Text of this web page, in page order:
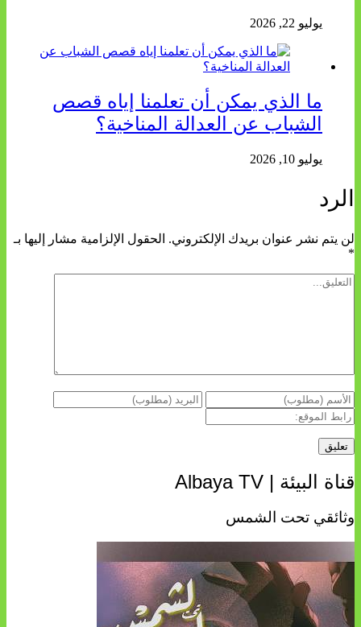
يوليو 22, 2026
ما الذي يمكن أن تعلمنا إياه قصص
الشباب عن العدالة المناخية؟
يوليو 10, 2026
الرد
لن يتم نشر عنوان بريدك الإلكتروني. الحقول الإلزامية مشار إليها بـ
*
قناة البيئة | Albaya TV
وثائقي تحت الشمس